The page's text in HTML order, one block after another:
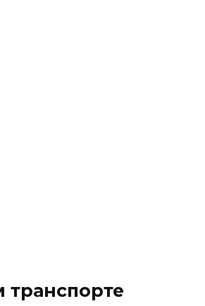
транспорте